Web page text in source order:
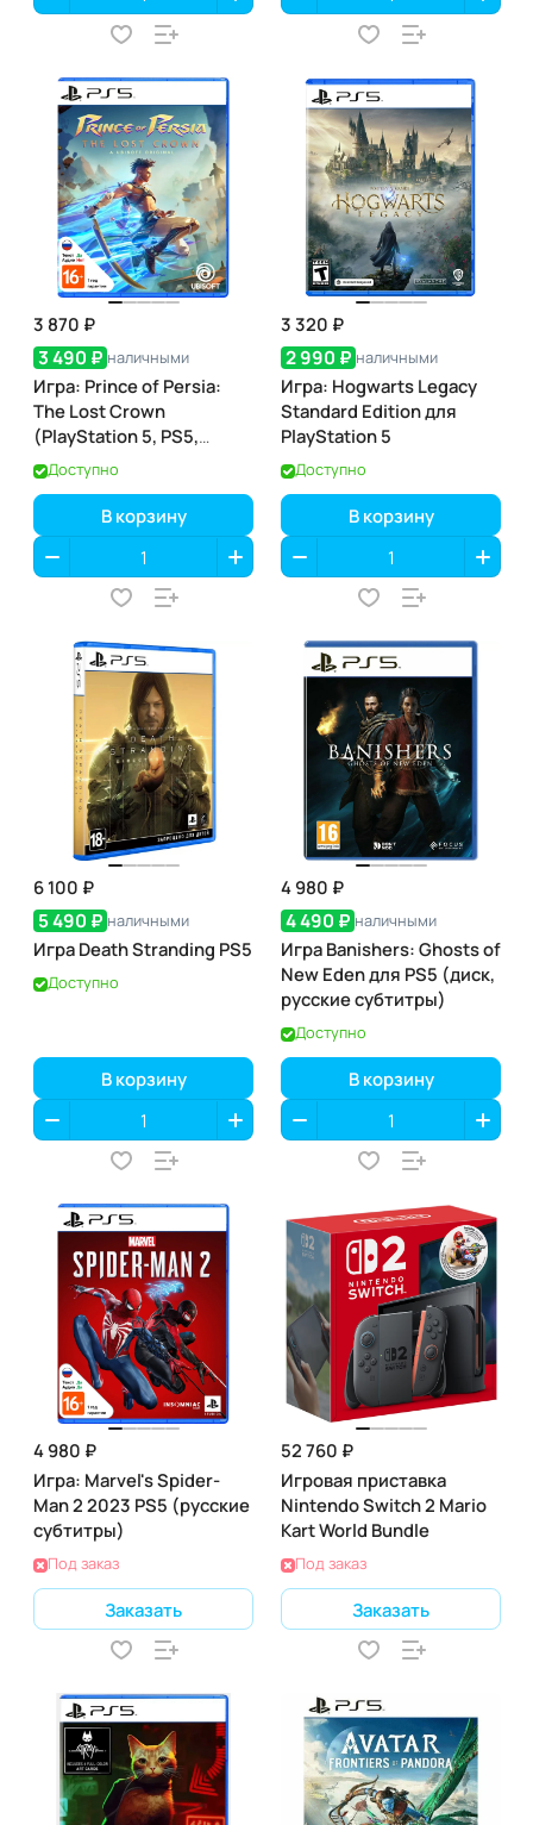
3 870 ₽
3 490 ₽ наличными
Игра: Prince of Persia:
The Lost Crown
(PlayStation 5, PS5,
русские субтитры)
Доступно
В корзину
3 320 ₽
2 990 ₽ наличными
Игра: Hogwarts Legacy
Standard Edition для
PlayStation 5
Доступно
В корзину
6 100 ₽
5 490 ₽ наличными
Игра Death Stranding PS5
Доступно
В корзину
4 980 ₽
4 490 ₽ наличными
Игра Banishers: Ghosts of
New Eden для PS5 (диск,
русские субтитры)
Доступно
В корзину
4 980 ₽
Игра: Marvel's Spider-
Man 2 2023 PS5 (русские
субтитры)
Под заказ
Заказать
52 760 ₽
Игровая приставка
Nintendo Switch 2 Mario
Kart World Bundle
Под заказ
Заказать